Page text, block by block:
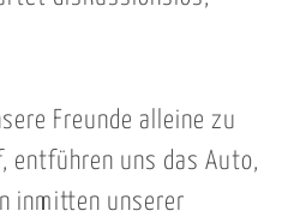
Freunde alleine zu
entführen uns das Auto,
inmitten unserer